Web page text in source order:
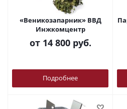
«Веникозапарник» ВВД
Инжкомцентр
от 14 800 руб.
Подробнее